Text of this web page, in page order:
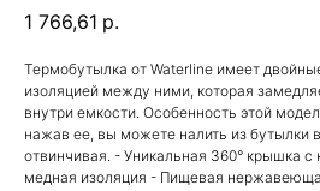
1 766,61 р.
Термобутылка от Waterline имеет
изоляцией между ними, которая
внутри емкости. Особенность этой
нажав ее, вы можете налить из бутылки
отвинчивая. - Уникальная 360° крышка с
медная изоляция - Пищевая